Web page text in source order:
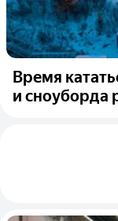
Время
и сноуборда